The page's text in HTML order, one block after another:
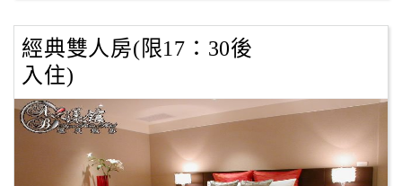
經典雙人房(限17：30後
入住)